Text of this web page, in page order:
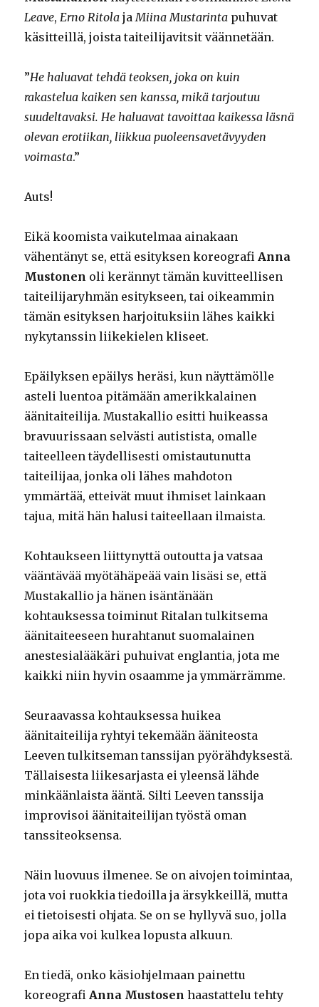
Leave,Erno Ritola jaMiina Mustarinta puhuvat
käsitteillä, joista taiteilijavitsit väännetään.
”He haluavat tehdä teoksen, joka on kuin
rakastelua kaiken sen kanssa, mikä tarjoutuu
suudeltavaksi. He haluavat tavoittaa kaikessa läsnä
olevan erotiikan, liikkua puoleensavetävyyden
voimasta.”
Auts!
Eikä koomista vaikutelmaa ainakaan
vähentänyt se, että esityksen koreografiAnna
Mustonen oli kerännyt tämän kuvitteellisen
taiteilijaryhmän esitykseen, tai oikeammin
tämän esityksen harjoituksiin lähes kaikki
nykytanssin liikekielen kliseet.
Epäilyksen epäilys heräsi, kun näyttämölle
asteli luentoa pitämään amerikkalainen
äänitaiteilija. Mustakallio esitti huikeassa
bravuurissaan selvästi autistista, omalle
taiteelleen täydellisesti omistautunutta
taiteilijaa, jonka oli lähes mahdoton
ymmärtää, etteivät muut ihmiset lainkaan
tajua, mitä hän halusi taiteellaan ilmaista.
Kohtaukseen liittynyttä outoutta ja vatsaa
vääntävää myötähäpeää vain lisäsi se, että
Mustakallio ja hänen isäntänään
kohtauksessa toiminut Ritalan tulkitsema
äänitaiteeseen hurahtanut suomalainen
anestesialääkäri puhuivat englantia, jota me
kaikki niin hyvin osaamme ja ymmärrämme.
Seuraavassa kohtauksessa huikea
äänitaiteilija ryhtyi tekemään ääniteosta
Leeven tulkitseman tanssijan pyörähdyksestä.
Tällaisesta liikesarjasta ei yleensä lähde
minkäänlaista ääntä. Silti Leeven tanssija
improvisoi äänitaiteilijan työstä oman
tanssiteoksensa.
Näin luovuus ilmenee. Se on aivojen toimintaa,
jota voi ruokkia tiedoilla ja ärsykkeillä, mutta
ei tietoisesti ohjata. Se on se hyllyvä suo, jolla
jopa aika voi kulkea lopusta alkuun.
En tiedä, onko käsiohjelmaan painettu
koreografiAnna Mustosen haastattelu tehty